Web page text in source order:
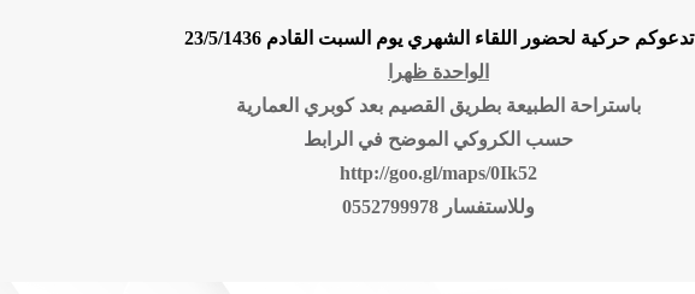
تدعوكم حركية لحضور اللقاء الشهري يوم السبت القادم 23/5/1436
الواحدة ظهرا
باستراحة الطبيعة بطريق القصيم بعد كوبري العمارية
حسب الكروكي الموضح في الرابط
http://goo.gl/maps/0Ik52
وللاستفسار 0552799978